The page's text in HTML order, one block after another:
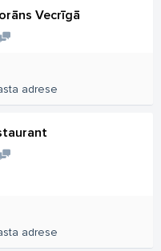
Vecrīgā
adrese
adrese